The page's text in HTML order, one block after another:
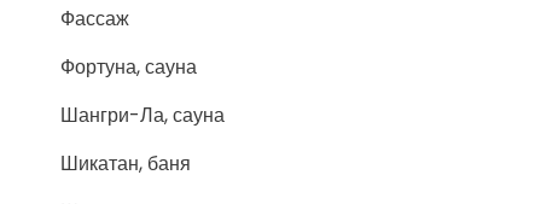
Фассаж
Фортуна, сауна
Шангри-Ла, сауна
Шикатан, баня